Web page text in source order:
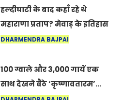
हल्दीघाटी के बाद कहाँ रहे थे
महाराणा प्रताप? मेवाड़ के इतिहास
का वह अनकहा अध्याय जो आज भी
DHARMENDRA BAJPAI
100 ग्वाले और 3,000 गायें एक
साथ देखने बैठे ‘कृष्णावतारम’…